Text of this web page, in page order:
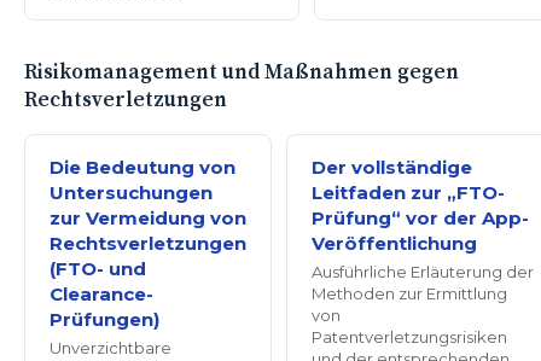
Risikomanagement und Maßnahmen gegen
Rechtsverletzungen
Die Bedeutung von
Untersuchungen
zur Vermeidung von
Rechtsverletzungen
(FTO- und
Clearance-
Prüfungen)
Unverzichtbare
Der vollständige
Leitfaden zur „FTO-
Prüfung“ vor der App-
Veröffentlichung
Ausführliche Erläuterung der
Methoden zur Ermittlung
von
Patentverletzungsrisiken